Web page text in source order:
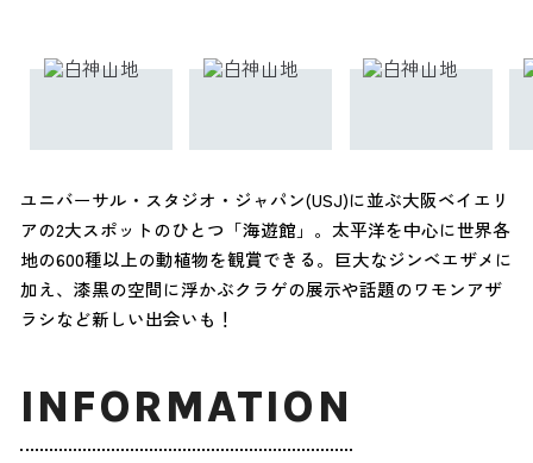
ユニバーサル・スタジオ・ジャパン(USJ)に並ぶ大阪ベイエリ
アの2大スポットのひとつ「海遊館」。太平洋を中心に世界各
地の600種以上の動植物を観賞できる。巨大なジンベエザメに
加え、漆黒の空間に浮かぶクラゲの展示や話題のワモンアザ
ラシなど新しい出会いも！
INFORMATION